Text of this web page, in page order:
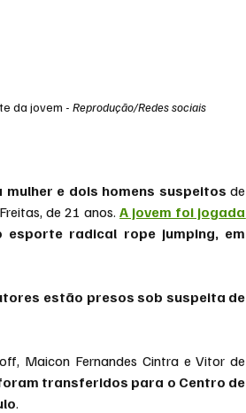
da jovem - Reprodução/Redes sociais
mulher e dois homens suspeitos de
de 21 anos. A jovem foi jogada
radical rope jumping, em
estão presos sob suspeita de
Maicon Fernandes Cintra e Vitor de
transferidos para o Centro de
.